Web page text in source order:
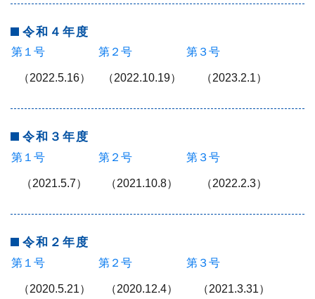
令和４年度
第１号 第２号 第３号
（2022.5.16） （2022.10.19） （2023.2.1）
令和３年度
第１号 第２号 第３号
（2021.5.7） （2021.10.8） （2022.2.3）
令和２年度
第１号 第２号 第３号
（2020.5.21） （2020.12.4） （2021.3.31）